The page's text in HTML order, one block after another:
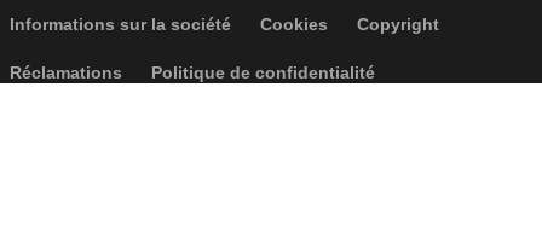
Footer menu
Informations sur la société Cookies Copyright
Réclamations Politique de confidentialité